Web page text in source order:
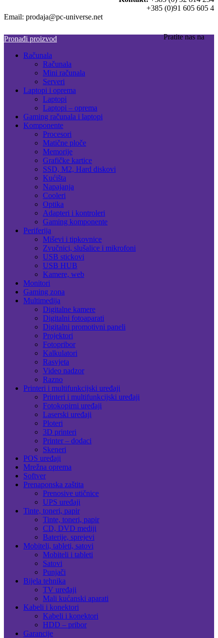
+385 (0)91 605 605 4
Email: prodaja@pc-universe.net
Pratite nas na
Pronađi proizvod
Računala
Računala
Mini računala
Serveri
Laptopi i oprema
Laptopi
Laptopi – oprema
Gaming računala i laptopi
Komponente
Procesori
Matične ploče
Memorije
Grafičke kartice
SSD, M2, Hard diskovi
Kućišta
Napajanja
Cooleri
Optika
Adapteri i kontroleri
Gaming komponente
Periferija
Miševi i tipkovnice
Zvučnici, slušalice i mikrofoni
USB stickovi
USB HUB
Kamere, web
Monitori
Gaming zona
Multimedija
Digitalne kamere
Digitalni fotoaparati
Digitalni promotivni paneli
Projektori
Fotopribor
Kalkulatori
Rasvjeta
Video nadzor
Razno
Printeri i multifunkcijski uređaji
Printeri i multifunkcijski uređaji
Fotokopirni uređaji
Laserski uređaji
Ploteri
3D printeri
Printer – dodaci
Skeneri
POS uređaji
Mrežna oprema
Softver
Prenaponska zaštita
Prenosive utičnice
UPS uređaji
Tinte, toneri, papir
Tinte, toneri, papir
CD, DVD mediji
Baterije, sprejevi
Mobiteli, tableti, satovi
Mobiteli i tableti
Satovi
Punjači
Bijela tehnika
TV uređaji
Mali kućanski aparati
Kabeli i konektori
Kabeli i konektori
HDD – pribor
Garancije